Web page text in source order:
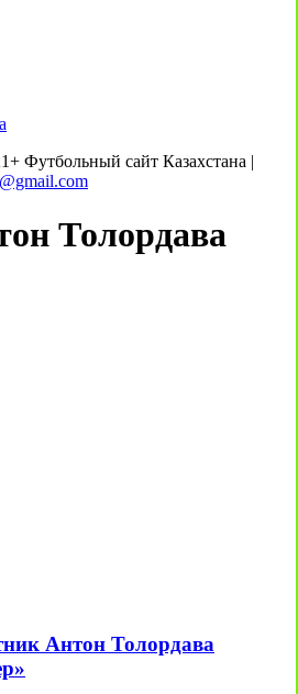
Футбольный сайт Казахстана |
Толордава
Антон Толордава